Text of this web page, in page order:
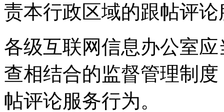
责本行政区域的跟帖评
各级互联网信息办公室
查相结合的监督管理制
帖评论服务行为。